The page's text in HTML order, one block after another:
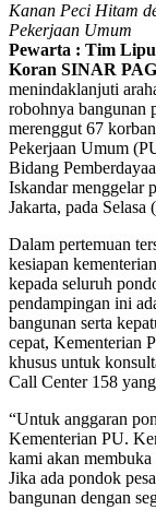
Kanan Peci Hitam
Pekerjaan Umum
Pewarta : Tim
Koran SINAR
menindaklanjuti
robohnya bangunan
merenggut 67
Pekerjaan Umum
Bidang
Iskandar menggelar
Jakarta, pada Selasa
Dalam pertemuan
kesiapan
kepada seluruh
pendampingan ini
bangunan serta
cepat, Kementerian
khusus untuk
Call Center 158
“Untuk anggaran
Kementerian PU.
kami akan
Jika ada pondok
bangunan dengan